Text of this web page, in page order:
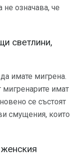
не означава, че
светлини,
имате мигрена.
мигренарите имат
се състоят
смущения, които